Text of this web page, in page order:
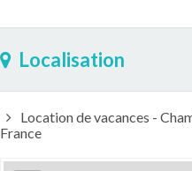
Localisation
Location de vacances -
France